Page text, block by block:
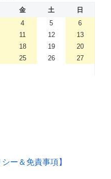
金 土
日
4 5
6
11 12
13
18 19
20
25 26
27
ー＆免責事項】